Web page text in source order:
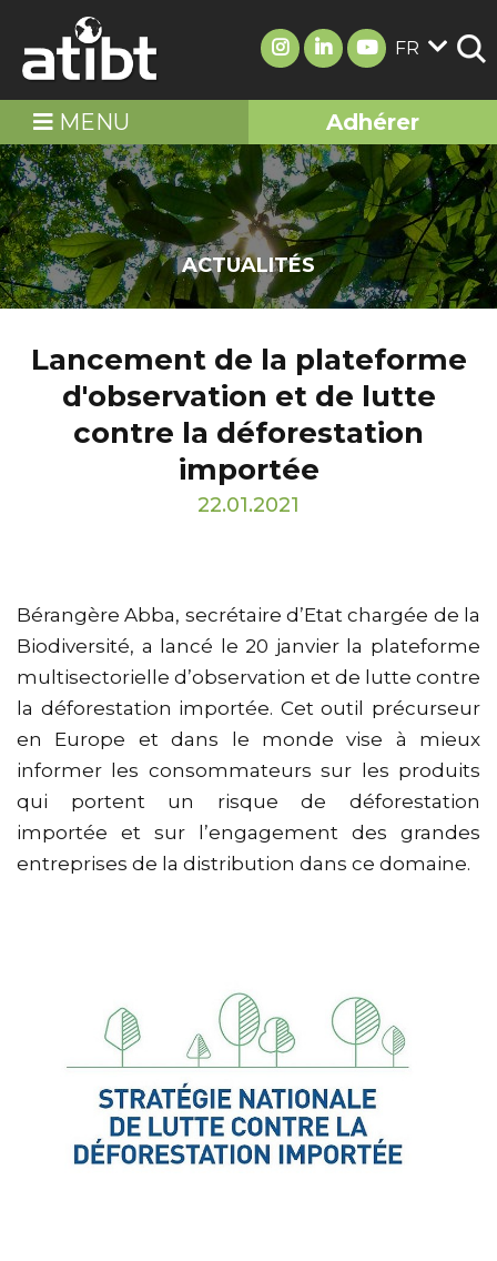
FR
MENU Adhérer
ACTUALITÉS
Lancement de la plateforme
d'observation et de lutte
contre la déforestation
importée
22.01.2021
Bérangère Abba, secrétaire d’Etat chargée de la
Biodiversité, a lancé le 20 janvier la plateforme
multisectorielle d’observation et de lutte contre
la déforestation importée. Cet outil précurseur
en Europe et dans le monde vise à mieux
informer les consommateurs sur les produits
qui portent un risque de déforestation
importée et sur l’engagement des grandes
entreprises de la distribution dans ce domaine.